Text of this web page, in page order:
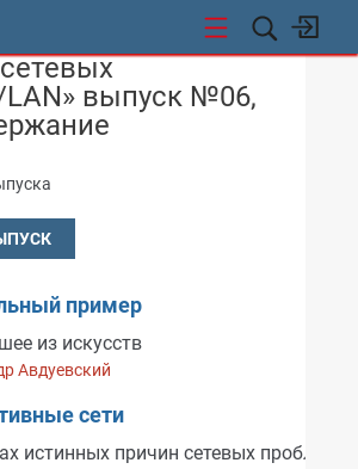
выпуск №06,
пример
из искусств
Авдуевский
сети
истинных причин сетевых проблем